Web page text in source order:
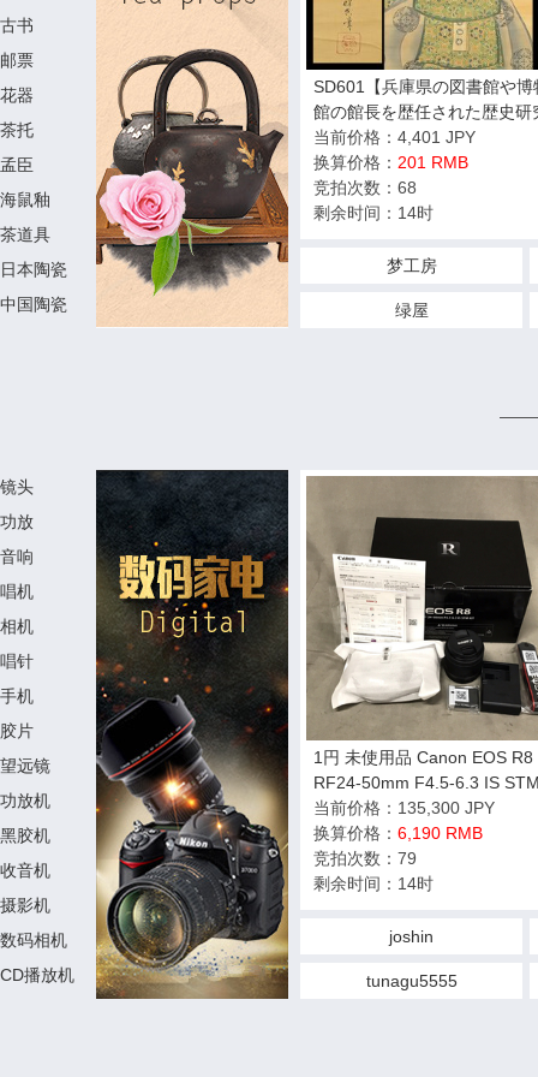
古书
邮票
花器
茶托
孟臣
海鼠釉
茶道具
日本陶瓷
中国陶瓷
SD601【兵庫県の図書館や博
館の館長を歴任された歴史研
家遺族委託品】掛軸 酒井抱
一 翁図 下村観山-鑑定
品
当前价格：4,401 JPY
换算价格： 201 RMB
竞拍次数：68
剩余时间：14时
梦工房
绿屋
镜头
功放
音响
唱机
相机
唱针
手机
胶片
望远镜
功放机
黑胶机
收音机
摄影机
数码相机
CD播放机
1円 未使用品 Canon EOS R8
RF24-50mm F4.5-6.3 IS
KID ミラーレス一眼 デジカ
ャノン 光学機器
当前价格：135,300 JPY
换算价格： 6,190 RMB
竞拍次数：79
剩余时间：14时
joshin
tunagu5555